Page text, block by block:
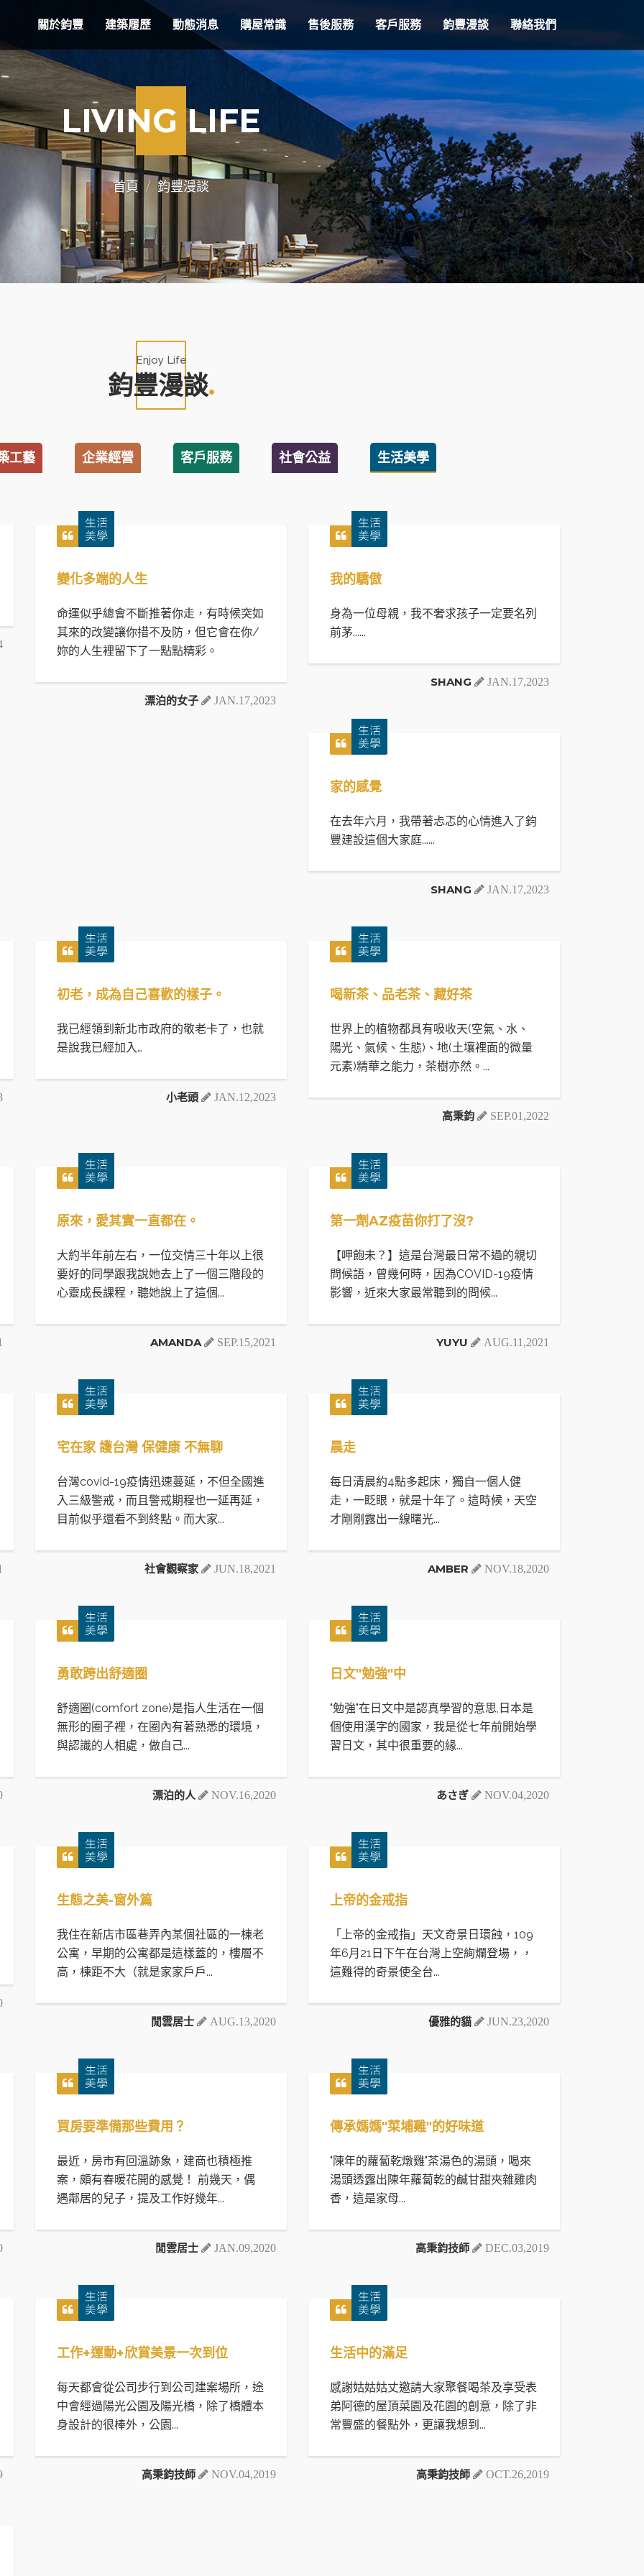
關於鈞豐 建築履歷 動態消息 購屋常識 售後服務 客戶服務 鈞豐漫談 聯絡我們
LIVING LIFE
首頁 鈞豐漫談
Enjoy Life
鈞豐漫談
工藝 企業經營 客戶服務 社會公益 生活美學
變化多端的人生
命運似乎總會不斷推著你走，有時候突如
其來的改變讓你措不及防，但它會在你/
妳的人生裡留下了一點點精彩。
漂泊的女子 JAN.17,2023
我的驕傲
身為一位母親，我不奢求孩子一定要名列
前茅......
SHANG JAN.17,2023
家的感覺
在去年六月，我帶著忐忑的心情進入了鈞
豐建設這個大家庭......
SHANG JAN.17,2023
初老，成為自己喜歡的樣子。
我已經領到新北市政府的敬老卡了，也就
是說我已經加入…
小老頭 JAN.12,2023
喝新茶、品老茶、藏好茶
世界上的植物都具有吸收天(空氣、水、
陽光、氣候、生態)、地(土壤裡面的微量
元素)精華之能力，茶樹亦然。...
高秉鈞 SEP.01,2022
原來，愛其實一直都在。
大約半年前左右，一位交情三十年以上很
要好的同學跟我說她去上了一個三階段的
心靈成長課程，聽她說上了這個...
AMANDA SEP.15,2021
第一劑AZ疫苗你打了沒?
【呷飽未？】這是台灣最日常不過的親切
問候語，曾幾何時，因為COVID-19疫情
影響，近來大家最常聽到的問候...
YUYU AUG.11,2021
宅在家 護台灣 保健康 不無聊
台灣covid-19疫情迅速蔓延，不但全國進
入三級警戒，而且警戒期程也一延再延，
目前似乎還看不到終點。而大家...
社會觀察家 JUN.18,2021
晨走
每日清晨約4點多起床，獨自一個人健
走，一眨眼，就是十年了。這時候，天空
才剛剛露出一線曙光...
AMBER NOV.18,2020
勇敢跨出舒適圈
舒適圈(comfort zone)是指人生活在一個
無形的圈子裡，在圈內有著熟悉的環境，
與認識的人相處，做自己...
漂泊的人 NOV.16,2020
日文"勉強"中
"勉強"在日文中是認真學習的意思,日本是
個使用漢字的國家，我是從七年前開始學
習日文，其中很重要的緣...
あさぎ NOV.04,2020
生態之美-窗外篇
我住在新店市區巷弄內某個社區的一棟老
公寓，早期的公寓都是這樣蓋的，樓層不
高，棟距不大（就是家家戶戶...
閒雲居士 AUG.13,2020
上帝的金戒指
「上帝的金戒指」天文奇景日環蝕，109
年6月21日下午在台灣上空絢爛登場，，
這難得的奇景使全台...
優雅的貓 JUN.23,2020
買房要準備那些費用？
最近，房市有回溫跡象，建商也積極推
案，頗有春暖花開的感覺！ 前幾天，偶
遇鄰居的兒子，提及工作好幾年...
閒雲居士 JAN.09,2020
傳承媽媽"菜埔雞"的好味道
"陳年的蘿蔔乾燉雞"茶湯色的湯頭，喝來
湯頭透露出陳年蘿蔔乾的鹹甘甜夾雜雞肉
香，這是家母...
高秉鈞技師 DEC.03,2019
工作+運動+欣賞美景一次到位
每天都會從公司步行到公司建案場所，途
中會經過陽光公園及陽光橋，除了橋體本
身設計的很棒外，公園...
高秉鈞技師 NOV.04,2019
生活中的滿足
感謝姑姑姑丈邀請大家聚餐喝茶及享受表
弟阿德的屋頂菜園及花園的創意，除了非
常豐盛的餐點外，更讓我想到...
高秉鈞技師 OCT.26,2019